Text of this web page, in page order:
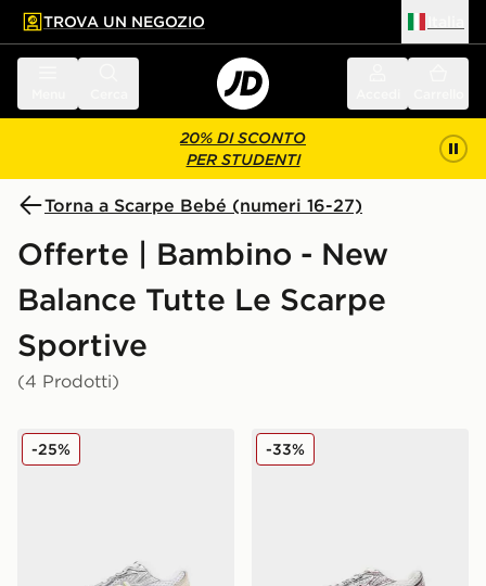
principale
a fondo pagina
TROVA UN NEGOZIO
20% DI SCONTO
PER STUDENTI
Torna a Scarpe Bebé (numeri 16-27)
Offerte | Bambino - New
Balance Tutte Le Scarpe
Sportive
(4 Prodotti)
New Balance 740 Neonato
-25% New Balance 740 Neonato
-33%